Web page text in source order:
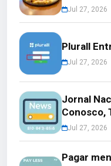
Jul 27, 2026
Plurall
Jul 27, 2026
Jornal
Conosco,
Jul 27, 2026
Pagar